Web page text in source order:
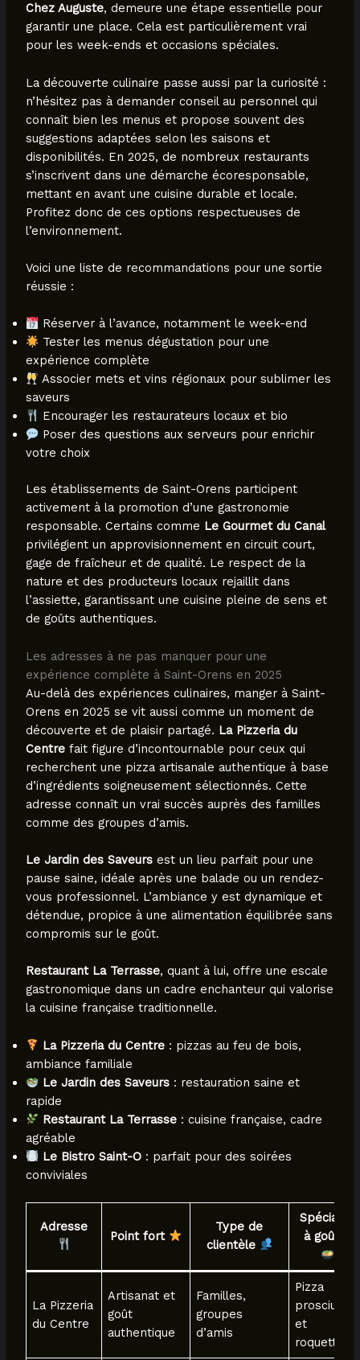
Chez Auguste, demeure une étape essentielle pour
garantir une place. Cela est particulièrement vrai
pour les week-ends et occasions spéciales.
La découverte culinaire passe aussi par la curiosité :
n’hésitez pas à demander conseil au personnel qui
connaît bien les menus et propose souvent des
suggestions adaptées selon les saisons et
disponibilités. En 2025, de nombreux restaurants
s’inscrivent dans une démarche écoresponsable,
mettant en avant une cuisine durable et locale.
Profitez donc de ces options respectueuses de
l’environnement.
Voici une liste de recommandations pour une sortie
réussie :
Réserver à l’avance, notamment le week-end
Tester les menus dégustation pour une
expérience complète
Associer mets et vins régionaux pour sublimer les
saveurs
Encourager les restaurateurs locaux et bio
Poser des questions aux serveurs pour enrichir
votre choix
Les établissements de Saint-Orens participent
activement à la promotion d’une gastronomie
responsable. Certains comme Le Gourmet du Canal
privilégient un approvisionnement en circuit court,
gage de fraîcheur et de qualité. Le respect de la
nature et des producteurs locaux rejaillit dans
l’assiette, garantissant une cuisine pleine de sens et
de goûts authentiques.
Les adresses à ne pas manquer pour une
expérience complète à Saint-Orens en 2025
Au-delà des expériences culinaires, manger à Saint-
Orens en 2025 se vit aussi comme un moment de
découverte et de plaisir partagé. La Pizzeria du
Centrefait figure d’incontournable pour ceux qui
recherchent une pizza artisanale authentique à base
d’ingrédients soigneusement sélectionnés. Cette
adresse connaît un vrai succès auprès des familles
comme des groupes d’amis.
Le Jardin des Saveursest un lieu parfait pour une
pause saine, idéale après une balade ou un rendez-
vous professionnel. L’ambiance y est dynamique et
détendue, propice à une alimentation équilibrée sans
compromis sur le goût.
Restaurant La Terrasse, quant à lui, offre une escale
gastronomique dans un cadre enchanteur qui valorise
la cuisine française traditionnelle.
La Pizzeria du Centre : pizzas au feu de bois,
ambiance familiale
Le Jardin des Saveurs : restauration saine et
rapide
Restaurant La Terrasse : cuisine française, cadre
agréable
Le Bistro Saint-O : parfait pour des soirées
conviviales
Adresse
Point fort
Type de
clientèle
Spécialité
à goûter
La Pizzeria
du Centre
Artisanat et
goût
authentique
Familles,
groupes
d’amis
Pizza
prosciutto
et
roquette